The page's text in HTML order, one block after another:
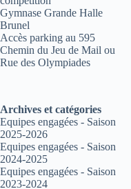
Gymnase Grande Halle
Brunel
Accès parking au 595
Chemin du Jeu de Mail ou
Rue des Olympiades
Archives et catégories
Equipes engagées - Saison
2025-2026
Equipes engagées - Saison
2024-2025
Equipes engagées - Saison
2023-2024